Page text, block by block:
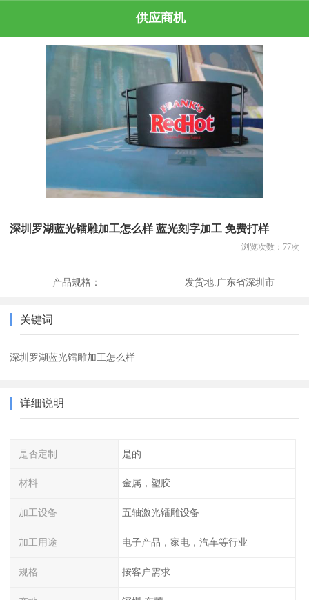
供应商机
深圳罗湖蓝光镭雕加工怎么样 蓝光刻字加工 免费打样
浏览次数： 77次
产品规格： 发货地:广东省深圳市
关键词
深圳罗湖蓝光镭雕加工怎么样
详细说明
是否定制 是的
材料 金属，塑胶
加工设备 五轴激光镭雕设备
加工用途 电子产品，家电，汽车等行业
规格 按客户需求